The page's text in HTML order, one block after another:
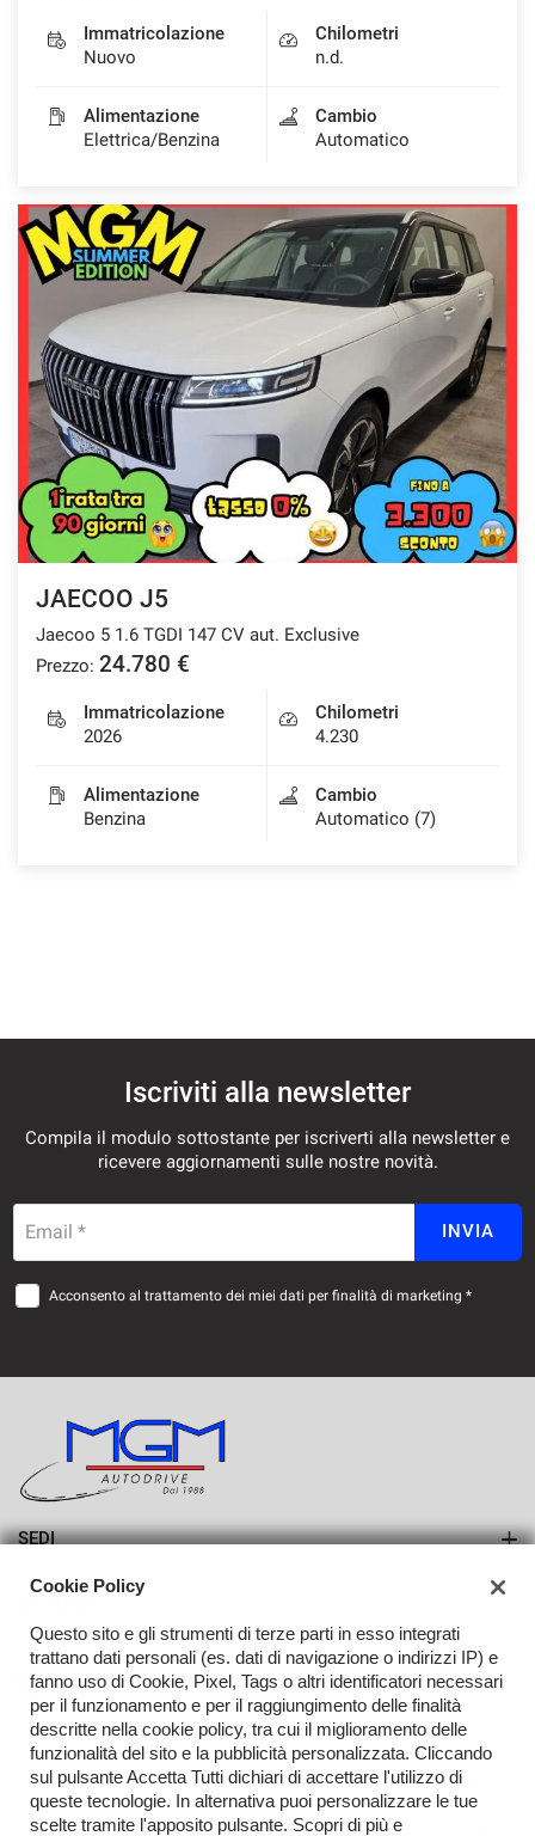
Immatricolazione
Nuovo
Chilometri
n.d.
Alimentazione
Elettrica/Benzina
Cambio
Automatico
JAECOO J5
Jaecoo 5 1.6 TGDI 147 CV aut. Exclusive
Prezzo: 24.780 €
Immatricolazione
2026
Chilometri
4.230
Alimentazione
Benzina
Cambio
Automatico (7)
Iscriviti alla newsletter
Compila il modulo sottostante per iscriverti alla newsletter e
ricevere aggiornamenti sulle nostre novità.
Email * INVIA
Acconsento al trattamento dei miei dati per finalità di marketing *
SEDI
Azienda
Contatti
TORNA IN CIMA
Copyright © 2026 Auto Drive M.G.M. S.R.L. - P.IVA 03519020139 -
Cookie Policy
Questo sito e gli strumenti di terze parti in esso integrati
trattano dati personali (es. dati di navigazione o indirizzi IP) e
fanno uso di Cookie, Pixel, Tags o altri identificatori necessari
per il funzionamento e per il raggiungimento delle finalità
descritte nella cookie policy, tra cui il miglioramento delle
funzionalità del sito e la pubblicità personalizzata. Cliccando
sul pulsante Accetta Tutti dichiari di accettare l'utilizzo di
queste tecnologie. In alternativa puoi personalizzare le tue
scelte tramite l'apposito pulsante. Scopri di più e